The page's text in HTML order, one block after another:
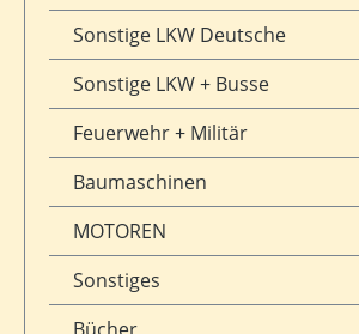
Sonstige LKW Deutsche
Sonstige LKW + Busse
Feuerwehr + Militär
Baumaschinen
MOTOREN
Sonstiges